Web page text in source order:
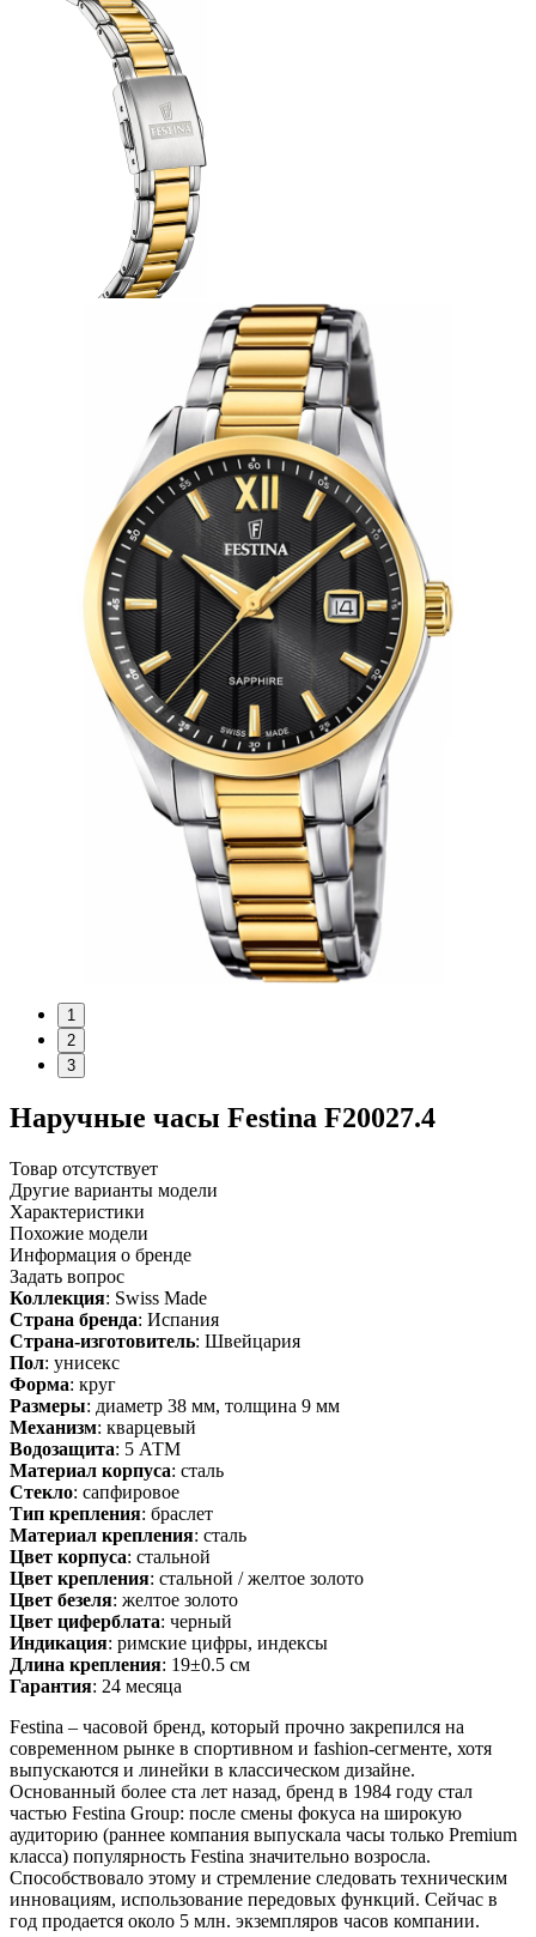
1
2
3
Наручные часы Festina F20027.4
Товар отсутствует
Другие варианты модели
Характеристики
Похожие модели
Информация о бренде
Задать вопрос
Коллекция: Swiss Made
Страна бренда: Испания
Страна-изготовитель: Швейцария
Пол: унисекс
Форма: круг
Размеры: диаметр 38 мм, толщина 9 мм
Механизм: кварцевый
Водозащита: 5 АТМ
Материал корпуса: сталь
Стекло: сапфировое
Тип крепления: браслет
Материал крепления: сталь
Цвет корпуса: стальной
Цвет крепления: стальной / желтое золото
Цвет безеля: желтое золото
Цвет циферблата: черный
Индикация: римские цифры, индексы
Длина крепления: 19±0.5 см
Гарантия: 24 месяца
Festina – часовой бренд, который прочно закрепился на
современном рынке в спортивном и fashion-сегменте, хотя
выпускаются и линейки в классическом дизайне.
Основанный более ста лет назад, бренд в 1984 году стал
частью Festina Group: после смены фокуса на широкую
аудиторию (раннее компания выпускала часы только Premium
класса) популярность Festina значительно возросла.
Способствовало этому и стремление следовать техническим
инновациям, использование передовых функций. Сейчас в
год продается около 5 млн. экземпляров часов компании.